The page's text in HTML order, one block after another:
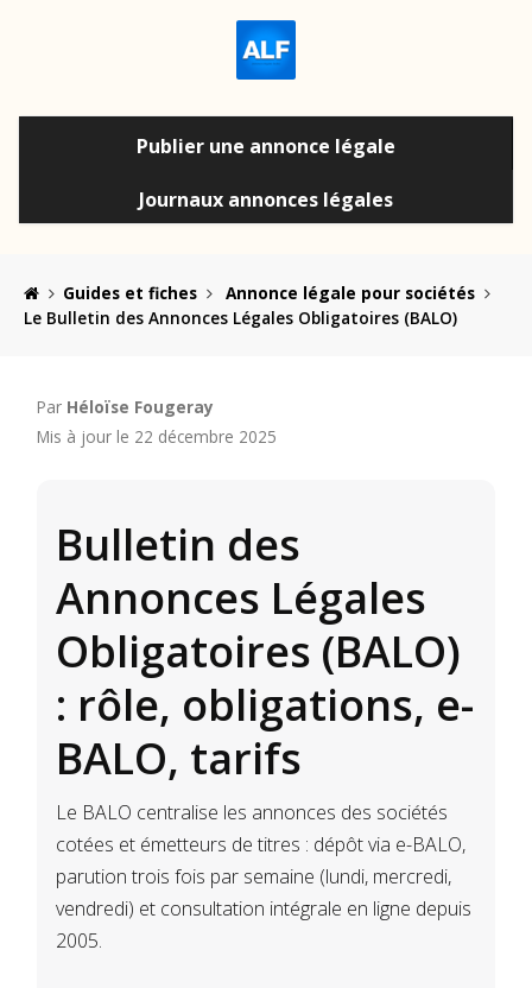
Publier une annonce légale
Journaux annonces légales
Guides et fiches
Annonce légale pour sociétés
Le Bulletin des Annonces Légales Obligatoires (BALO)
Par Héloïse Fougeray
Mis à jour le 22 décembre 2025
Bulletin des
Annonces Légales
Obligatoires (BALO)
: rôle, obligations, e-
BALO, tarifs
Le BALO centralise les annonces des sociétés
cotées et émetteurs de titres : dépôt via e-BALO,
parution trois fois par semaine (lundi, mercredi,
vendredi) et consultation intégrale en ligne depuis
2005.